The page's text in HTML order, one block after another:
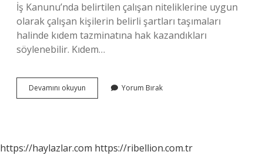
İş Kanunu’nda belirtilen çalışan niteliklerine uygun
olarak çalışan kişilerin belirli şartları taşımaları
halinde kıdem tazminatına hak kazandıkları
söylenebilir. Kıdem…
Devamını okuyun
Ne
Yorum Bırak
https://haylazlar.com https://ribellion.com.tr